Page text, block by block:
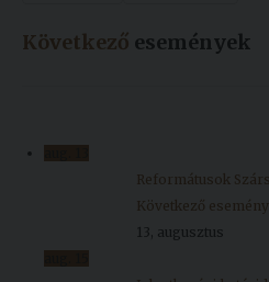
Következő események
Reformátusok
Következő
13, augusztus